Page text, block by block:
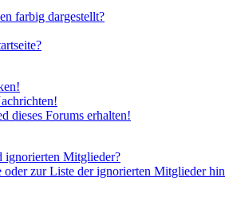
farbig dargestellt?
dieses Forums erhalten!
ignorierten Mitglieder?
zur Liste der ignorierten Mitglieder